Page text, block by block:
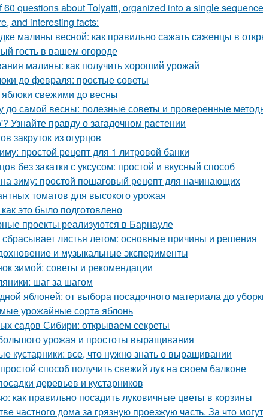
questions about Tolyatti, organized into a single
and interesting facts:
малины весной: как правильно сажать саженцы в
гость в вашем огороде
малины: как получить хороший урожай
до февраля: простые советы
свежими до весны
до самой весны: полезные советы и проверенные
Узнайте правду о загадочном растении
закруток из огурцов
простой рецепт для 1 литровой банки
без закатки с уксусом: простой и вкусный способ
зиму: простой пошаговый рецепт для начинающих
томатов для высокого урожая
это было подготовлено
проекты реализуются в Барнауле
листья летом: основные причины и решения
и музыкальные эксперименты
зимой: советы и рекомендации
шаг за шагом
яблоней: от выбора посадочного материала до
урожайные сорта яблонь
садов Сибири: открываем секреты
урожая и простоты выращивания
кустарники: все, что нужно знать о выращивании
способ получить свежий лук на своем балконе
деревьев и кустарников
как правильно посадить луковичные цветы в корзины
частного дома за грязную проезжую часть. За что